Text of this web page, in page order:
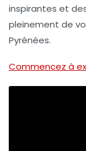
inspirantes et
pleinement de
Pyrénées.
Commencez à